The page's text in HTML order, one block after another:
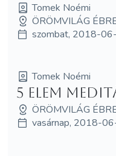
Tomek Noémi
ÖRÖMVILÁG
szombat, 2018-
Tomek Noémi
5 elem
ÖRÖMVILÁG
vasárnap, 2018-